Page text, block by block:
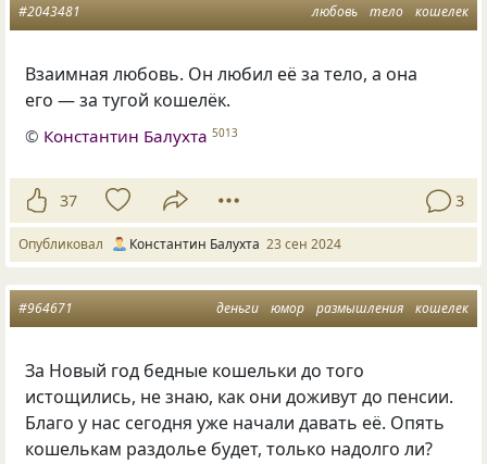
любовь тело кошелек
#2043481
Взаимная любовь. Он любил её за тело, а она
его — за тугой кошелёк.
© Константин Балухта 5013
37 3
Опубликовал Константин Балухта 23 сен 2024
деньги юмор размышления кошелек
#964671
За Новый год бедные кошельки до того
истощились, не знаю, как они доживут до пенсии.
Благо у нас сегодня уже начали давать её. Опять
кошелькам раздолье будет, только надолго ли?